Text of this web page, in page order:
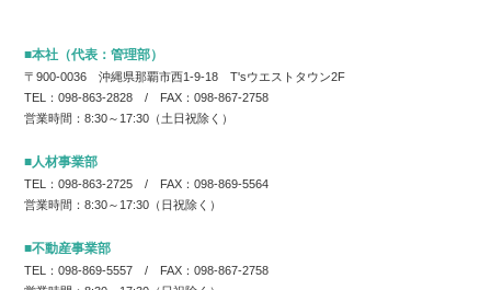
■本社（代表：管理部）
〒900-0036 沖縄県那覇市西1-9-18 T'sウエストタウン2F
TEL：098-863-2828 / FAX：098-867-2758
営業時間：8:30～17:30（土日祝除く）
■人材事業部
TEL：098-863-2725 / FAX：098-869-5564
営業時間：8:30～17:30（日祝除く）
■不動産事業部
TEL：098-869-5557 / FAX：098-867-2758